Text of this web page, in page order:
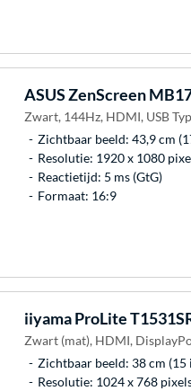
ASUSZenScreen
Zwart, 144Hz, HDMI, USB
Zichtbaar beeld: 43,9 cm
Resolutie: 1920 x 1080
Reactietijd: 5 ms (GtG)
Formaat: 16:9
iiyamaProLite
Zwart (mat), HDMI,
Zichtbaar beeld: 38 cm (15
Resolutie: 1024 x 768